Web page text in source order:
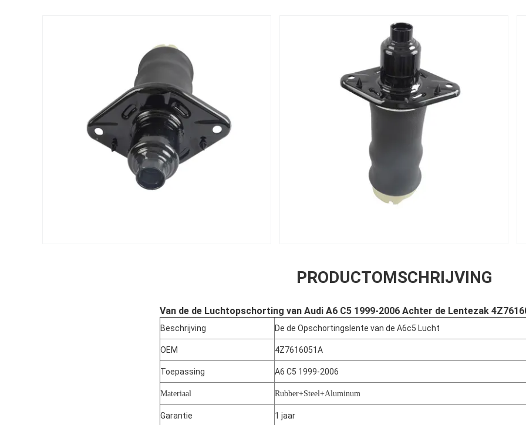
PRODUCTOMSCHRIJVING
Van de de Luchtopschorting van Audi A6 C5 1999-2006 Achter de Lentezak
Beschrijving De de Opschortingslente van de A6c5 Lucht
OEM 4Z7616051A
Toepassing A6 C5 1999-2006
Materiaal Rubber+Steel+Aluminum
Garantie 1 jaar